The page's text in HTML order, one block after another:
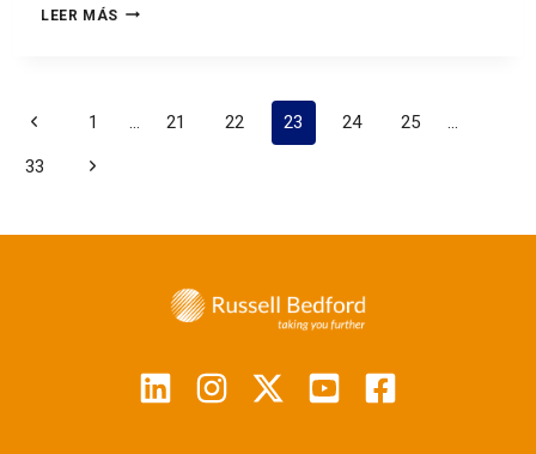
LEER MÁS
1 … 21 22 23 24 25 …
33